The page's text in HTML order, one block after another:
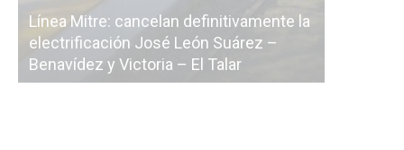
la
La Ciudad vuelve a postergar la
licitación de la línea F